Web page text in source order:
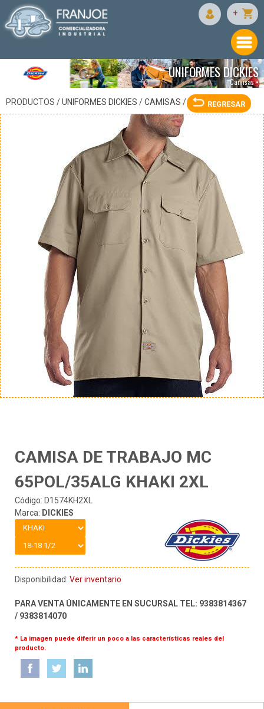
+
UNIFORMES DICKIES
Camisas •
PRODUCTOS /UNIFORMES DICKIES /CAMISAS / REGRESAR
CAMISA DE TRABAJO MC
65POL/35ALG KHAKI 2XL
Código: D1574KH2XL
Marca: DICKIES
Disponibilidad: Ver inventario
PARA VENTA ÚNICAMENTE EN SUCURSAL TEL: 9383814367
/ 9383814070
* La imagen puede diferir un poco a las características reales del
producto.